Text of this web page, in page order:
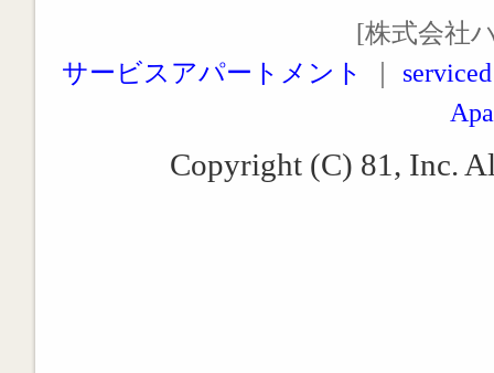
[株式会社
サービスアパートメント
Copyright (C) 81, Inc.